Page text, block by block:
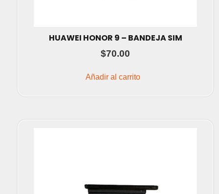
HUAWEI HONOR 9 – BANDEJA SIM
$70.00
Añadir al carrito